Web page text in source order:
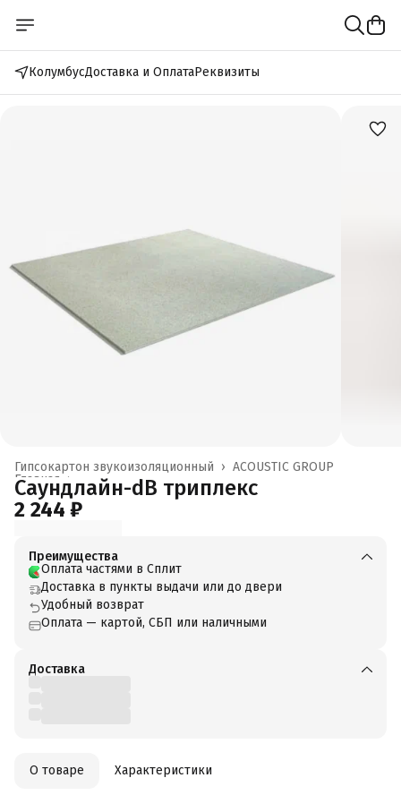
КолумбусДоставка и ОплатаРеквизиты
ACOUSTIC GROUP
Гипсокартон звукоизоляционный ›
Главная ›
Саундлайн-dB триплекс
2 244 ₽
Преимущества
Оплата частями в Сплит
Доставка в пункты выдачи или до двери
Удобный возврат
Оплата — картой, СБП или наличными
Доставка
О товаре Характеристики